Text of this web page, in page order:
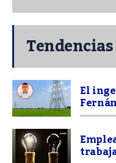
Tendencias
El